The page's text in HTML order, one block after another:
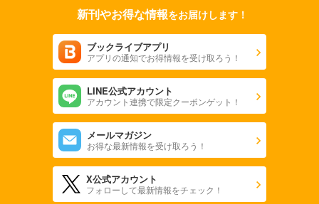
新刊やお得な情報をお届けします！
ブックライブアプリ
アプリの通知でお得情報を受け取ろう！
LINE公式アカウント
アカウント連携で限定クーポンゲット！
メールマガジン
お得な最新情報を受け取ろう！
X公式アカウント
フォローして最新情報をチェック！